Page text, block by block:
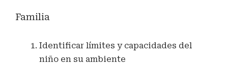
Familia
Identificar límites y capacidades del
niño en su ambiente